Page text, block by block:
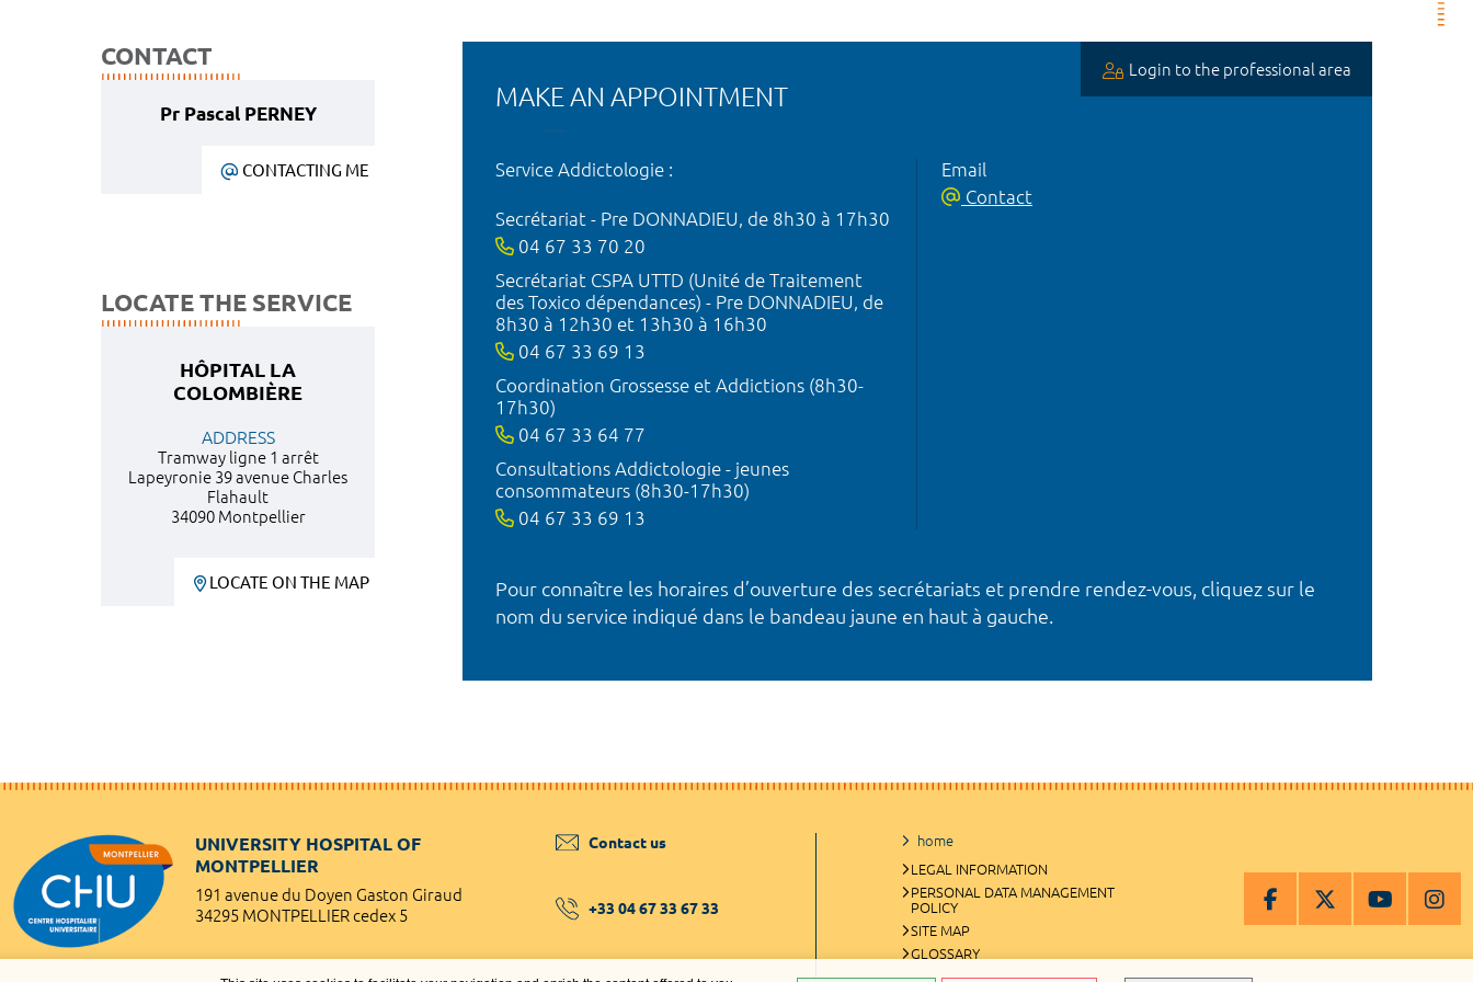
CONTACT
Pr Pascal PERNEY
CONTACTING ME
LOCATE THE SERVICE
HÔPITAL LA
COLOMBIÈRE
ADDRESS
Tramway ligne 1 arrêt
Lapeyronie 39 avenue Charles
Flahault
34090 Montpellier
LOCATE ON THE MAP
MAKE AN APPOINTMENT
Login to the professional area
Service Addictologie :
Secrétariat - Pre DONNADIEU, de 8h30 à 17h30
04 67 33 70 20
Secrétariat CSPA UTTD (Unité de Traitement
des Toxico dépendances) - Pre DONNADIEU, de
8h30 à 12h30 et 13h30 à 16h30
04 67 33 69 13
Coordination Grossesse et Addictions (8h30-
17h30)
04 67 33 64 77
Consultations Addictologie - jeunes
consommateurs (8h30-17h30)
04 67 33 69 13
Email
Contact
Pour connaître les horaires d’ouverture des secrétariats et prendre rendez-vous, cliquez sur le
nom du service indiqué dans le bandeau jaune en haut à gauche.
UNIVERSITY HOSPITAL OF
MONTPELLIER
191 avenue du Doyen Gaston Giraud
34295 MONTPELLIER cedex 5
Contact us
+33 04 67 33 67 33
home
LEGAL INFORMATION
PERSONAL DATA MANAGEMENT
POLICY
SITE MAP
GLOSSARY